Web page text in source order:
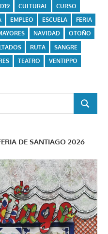
CULTURAL
CURSO
EMPLEO ESCUELA
FERIA
NAVIDAD
OTOÑO
RUTA
SANGRE
TEATRO
VENTIPPO
BUSCAR
DE SANTIAGO 2026